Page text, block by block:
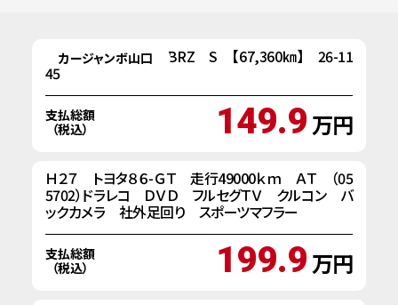
カージャンボ山口
H25年式 スバル BRZ S 【67,360㎞】 26-11
45
支払総額
（税込）
149.9万円
Ｈ２７ トヨタ８６-ＧＴ 走行49000ｋｍ ＡＴ （05
5702）ドラレコ ＤＶＤ フルセグＴＶ クルコン バ
ックカメラ 社外足回り スポーツマフラー
支払総額
（税込）
199.9万円